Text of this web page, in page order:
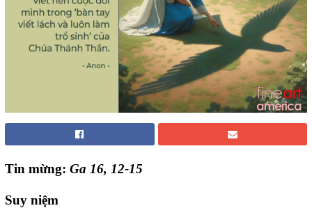
Tin mừng: Ga 16, 12-15
Suy niệm